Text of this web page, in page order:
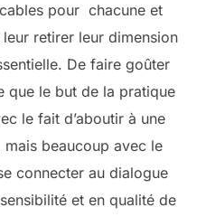
pour chacune et
retirer leur dimension
De faire goûter
que le but de la pratique
le fait d’aboutir à une
beaucoup avec le
connecter au dialogue
et en qualité de